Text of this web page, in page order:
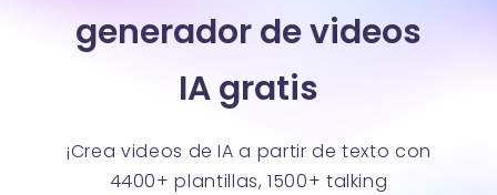
generador de videos
IA gratis
¡Crea videos de IA a partir de texto con
4400+ plantillas, 1500+ talking